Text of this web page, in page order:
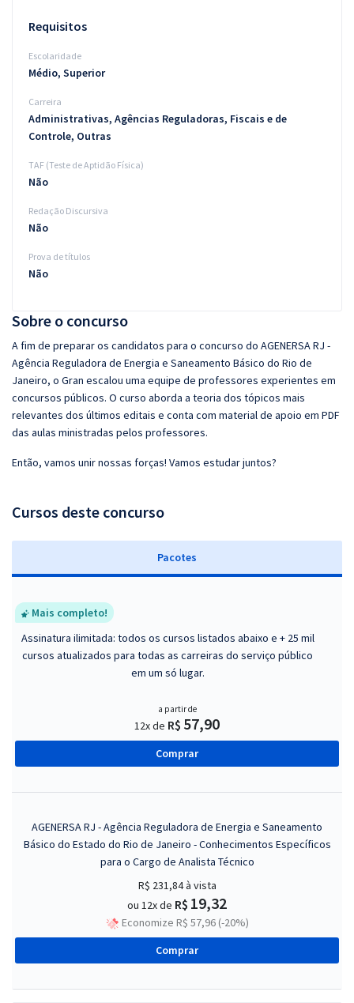
Sobre o concurso
A fim de preparar os candidatos para o concurso do AGENERSA RJ -
Agência Reguladora de Energia e Saneamento Básico do Rio de
Janeiro, o Gran escalou uma equipe de professores experientes em
concursos públicos. O curso aborda a teoria dos tópicos mais
relevantes dos últimos editais e conta com material de apoio em PDF
das aulas ministradas pelos professores.
Então, vamos unir nossas forças! Vamos estudar juntos?
Cursos deste concurso
Pacotes
Mais completo!
Assinatura ilimitada: todos os cursos listados abaixo e + 25 mil
cursos atualizados para todas as carreiras do serviço público
em um só lugar.
a partir de
12x de R$ 57,90
Comprar
AGENERSA RJ - Agência Reguladora de Energia e Saneamento
Básico do Estado do Rio de Janeiro - Conhecimentos Específicos
para o Cargo de Analista Técnico
R$ 231,84à vista
ou 12x de R$ 19,32
Economize R$ 57,96 (-20%)
Comprar
Requisitos
Escolaridade
Médio, Superior
Carreira
Administrativas, Agências Reguladoras, Fiscais e de
Controle, Outras
TAF (Teste de Aptidão Física)
Não
Redação Discursiva
Não
Prova de títulos
Não